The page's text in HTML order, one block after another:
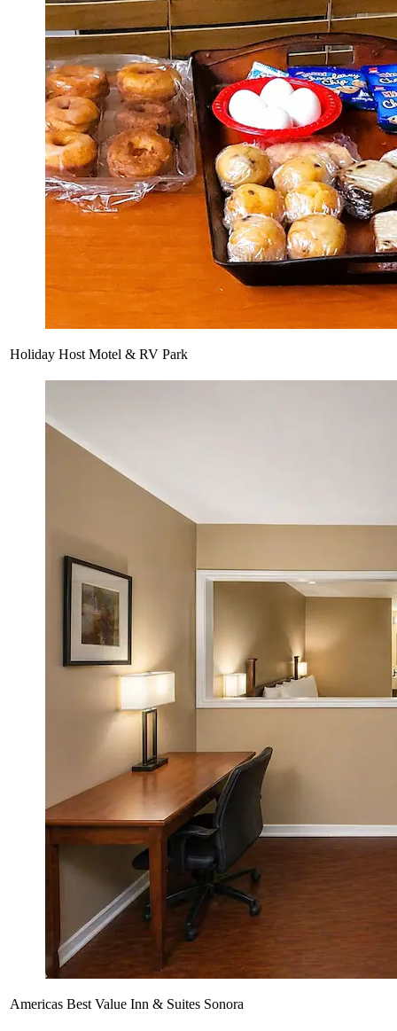
Holiday Host Motel & RV Park
Americas Best Value Inn & Suites Sonora